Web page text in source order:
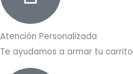
Atención Personalizada
Te ayudamos a armar tu carrito